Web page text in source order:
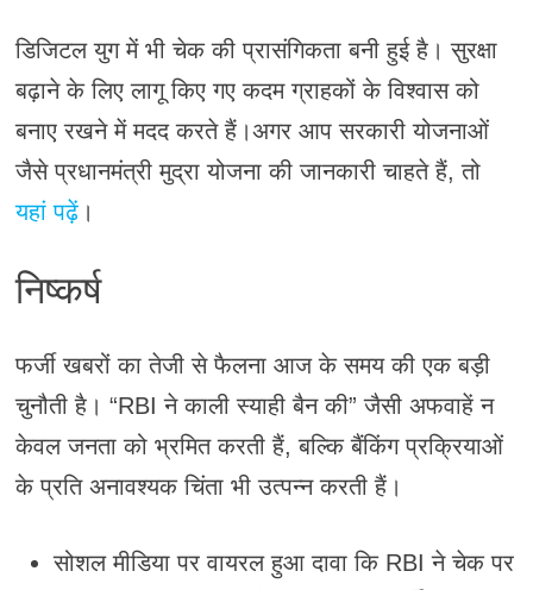
डिजिटल युग में भी चेक की प्रासंगिकता बनी हुई है। सुरक्षा
बढ़ाने के लिए लागू किए गए कदम ग्राहकों के विश्वास को
बनाए रखने में मदद करते हैं।अगर आप सरकारी योजनाओं
जैसे प्रधानमंत्री मुद्रा योजना की जानकारी चाहते हैं, तो
यहां पढ़ें।
निष्कर्ष
फर्जी खबरों का तेजी से फैलना आज के समय की एक बड़ी
चुनौती है। “RBI ने काली स्याही बैन की” जैसी अफवाहें न
केवल जनता को भ्रमित करती हैं, बल्कि बैंकिंग प्रक्रियाओं
के प्रति अनावश्यक चिंता भी उत्पन्न करती हैं।
सोशल मीडिया पर वायरल हुआ दावा कि RBI ने चेक पर